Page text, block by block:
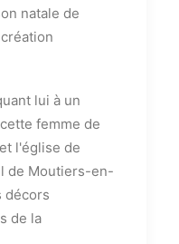
natale de
lui à un
femme de
l'église de
de Moutiers-en-
décors
de la